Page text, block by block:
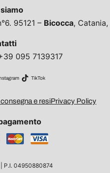
95121 – Bicocca,
095 7139317
TikTok
e resiPrivacy Policy
P.I. 04950880874